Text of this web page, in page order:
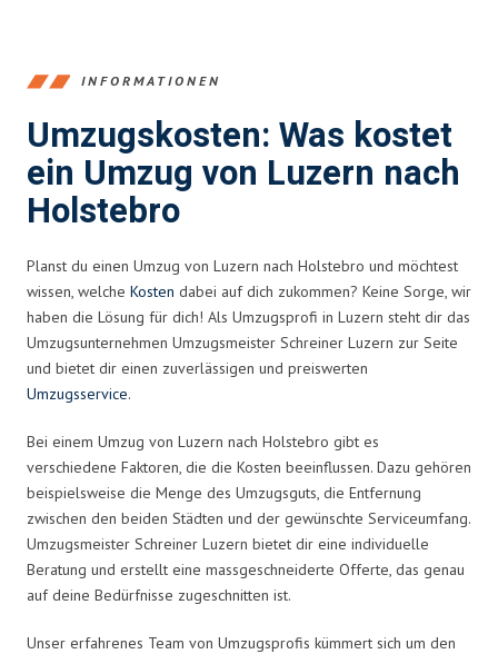
INFORMATIONEN
Umzugskosten: Was kostet
ein Umzug von Luzern nach
Holstebro
Planst du einen Umzug von Luzern nach Holstebro und möchtest
wissen, welche Kosten dabei auf dich zukommen? Keine Sorge, wir
haben die Lösung für dich! Als Umzugsprofi in Luzern steht dir das
Umzugsunternehmen Umzugsmeister Schreiner Luzern zur Seite
und bietet dir einen zuverlässigen und preiswerten
Umzugsservice.
Bei einem Umzug von Luzern nach Holstebro gibt es
verschiedene Faktoren, die die Kosten beeinflussen. Dazu gehören
beispielsweise die Menge des Umzugsguts, die Entfernung
zwischen den beiden Städten und der gewünschte Serviceumfang.
Umzugsmeister Schreiner Luzern bietet dir eine individuelle
Beratung und erstellt eine massgeschneiderte Offerte, das genau
auf deine Bedürfnisse zugeschnitten ist.
Unser erfahrenes Team von Umzugsprofis kümmert sich um den